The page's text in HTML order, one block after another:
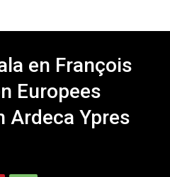
en François
Europees
Ardeca Ypres